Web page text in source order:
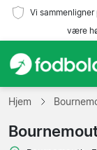
Vi
være
Hjem
Hold
Hjem